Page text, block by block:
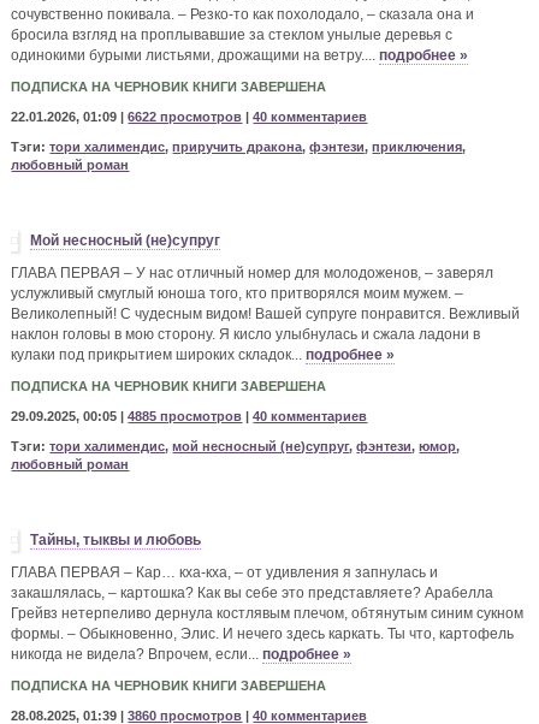
сочувственно покивала. – Резко-то как похолодало, – сказала она и
бросила взгляд на проплывавшие за стеклом унылые деревья с
одинокими бурыми листьями, дрожащими на ветру....подробнее »
ПОДПИСКА НА ЧЕРНОВИК КНИГИ ЗАВЕРШЕНА
22.01.2026, 01:09 |6622 просмотров |40 комментариев
Тэги:тори халимендис,приручить дракона,фэнтези,приключения,
любовный роман
Мой несносный (не)супруг
ГЛАВА ПЕРВАЯ – У нас отличный номер для молодоженов, – заверял
услужливый смуглый юноша того, кто притворялся моим мужем. –
Великолепный! С чудесным видом! Вашей супруге понравится. Вежливый
наклон головы в мою сторону. Я кисло улыбнулась и сжала ладони в
кулаки под прикрытием широких складок...подробнее »
ПОДПИСКА НА ЧЕРНОВИК КНИГИ ЗАВЕРШЕНА
29.09.2025, 00:05 |4885 просмотров |40 комментариев
Тэги:тори халимендис,мой несносный (не)супруг,фэнтези,юмор,
любовный роман
Тайны, тыквы и любовь
ГЛАВА ПЕРВАЯ – Кар… кха-кха, – от удивления я запнулась и
закашлялась, – картошка? Как вы себе это представляете? Арабелла
Грейвз нетерпеливо дернула костлявым плечом, обтянутым синим сукном
формы. – Обыкновенно, Элис. И нечего здесь каркать. Ты что, картофель
никогда не видела? Впрочем, если...подробнее »
ПОДПИСКА НА ЧЕРНОВИК КНИГИ ЗАВЕРШЕНА
28.08.2025, 01:39 |3860 просмотров |40 комментариев